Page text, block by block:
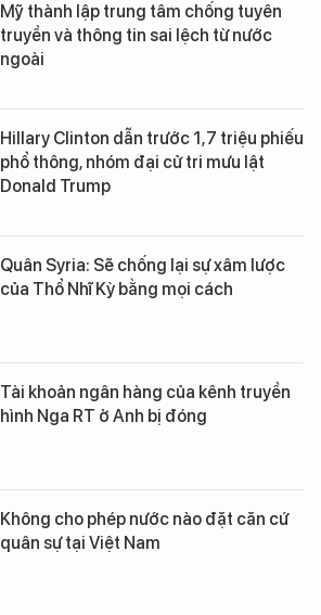
Mỹ thành lập trung tâm chống tuyên
truyền và thông tin sai lệch từ nước
ngoài
Hillary Clinton dẫn trước 1,7 triệu phiếu
phổ thông, nhóm đại cử tri mưu lật
Donald Trump
Quân Syria: Sẽ chống lại sự xâm lược
của Thổ Nhĩ Kỳ bằng mọi cách
Tài khoản ngân hàng của kênh truyền
hình Nga RT ở Anh bị đóng
Không cho phép nước nào đặt căn cứ
quân sự tại Việt Nam